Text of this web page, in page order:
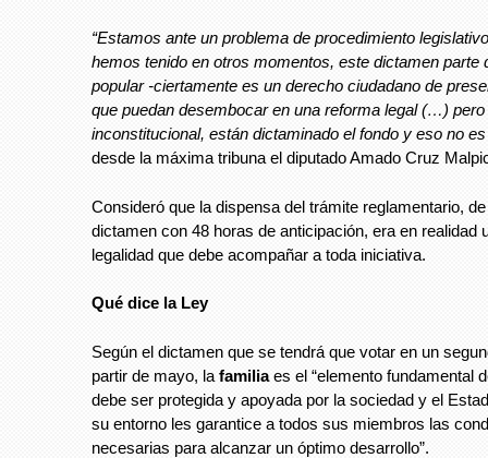
“Estamos ante un problema de procedimiento
hemos tenido en otros momentos, este dictamen parte
popular -ciertamente es un derecho ciudadano de
que puedan desembocar en una reforma legal (…)
inconstitucional, están dictaminado el fondo y eso no es
desde la máxima tribuna el diputado Amado Cruz
Consideró que la dispensa del trámite reglamentario,
dictamen con 48 horas de anticipación, era en realidad
legalidad que debe acompañar a toda iniciativa.
Qué dice la Ley
Según el dictamen que se tendrá que votar en un
partir de mayo, la familiaes el “elemento fundamental
debe ser protegida y apoyada por la sociedad y el
su entorno les garantice a todos sus miembros las
necesarias para alcanzar un óptimo desarrollo”.